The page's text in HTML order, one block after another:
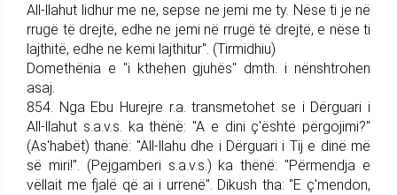
All-llahut lidhur me ne, sepse ne jemi me ty. Nëse ti je në
rrugë të drejtë, edhe ne jemi në rrugë të drejtë, e nëse ti
lajthitë, edhe ne kemi lajthitur". (Tirmidhiu)
Domethënia e "i kthehen gjuhës" dmth. i nënshtrohen
asaj.
854. Nga Ebu Hurejre r.a. trans­me­tohet se i Dërguari i
All-llahut s.a.v.s. ka thënë: "A e dini ç'është përgojimi?"
(As'habët) thanë: "All-llahu dhe i Dërguari i Tij e dinë më
së miri!". (Pej­gam­be­ri s.a.v.s.) ka thënë: "Përmendja e
vëllait me fjalë që ai i urrenë". Dikush tha: "E ç'mendon,